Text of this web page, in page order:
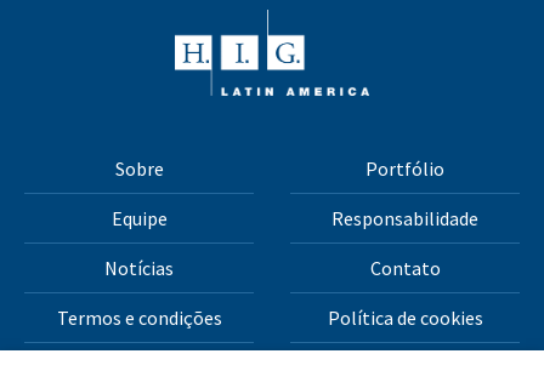
Sobre Portfólio
Equipe Responsabilidade
Notícias Contato
Termos e condições Política de cookies